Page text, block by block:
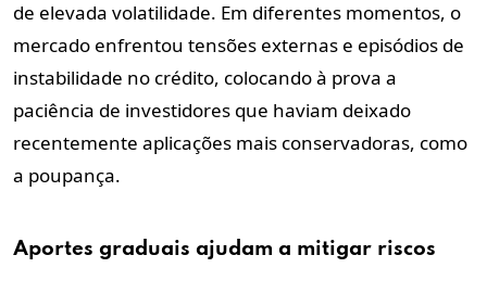
de elevada volatilidade. Em diferentes momentos, o
mercado enfrentou tensões externas e episódios de
instabilidade no crédito, colocando à prova a
paciência de investidores que haviam deixado
recentemente aplicações mais conservadoras, como
a poupança.
Aportes graduais ajudam a mitigar riscos